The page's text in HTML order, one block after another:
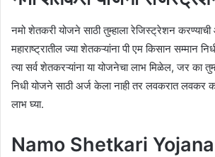
नमो शेतकरी योजने साठी तुम्हाला रेजिस्ट्रेशन करण्याची
महाराष्ट्रातील ज्या शेतकऱ्यांना पी एम किसान सम्मान
त्या सर्व शेतकरऱ्यांना या योजनेचा लाभ मिळेल, जर का
निधी योजने साठी अर्ज केला नाही तर लवकरात लवकर
लाभ घ्या.
Namo Shetkari Yojana